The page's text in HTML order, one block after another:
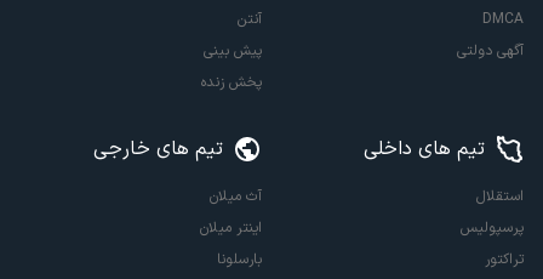
DMCA
آگهی دولتی
آنتن
پیش بینی
پخش زنده
تیم های داخلی
استقلال
پرسپولیس
تراکتور
تیم های خارجی
آث میلان
اینتر میلان
بارسلونا